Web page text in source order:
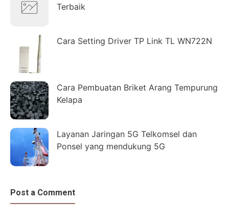
Terbaik
Cara Setting Driver TP Link TL WN722N
Cara Pembuatan Briket Arang Tempurung
Kelapa
Layanan Jaringan 5G Telkomsel dan
Ponsel yang mendukung 5G
Post a Comment